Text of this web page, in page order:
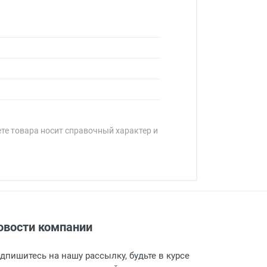
товара носит справочный характер и
г. Москва, Переведеновский
о поступлении товара.
компании
на нашу рассылку, будьте в курсе